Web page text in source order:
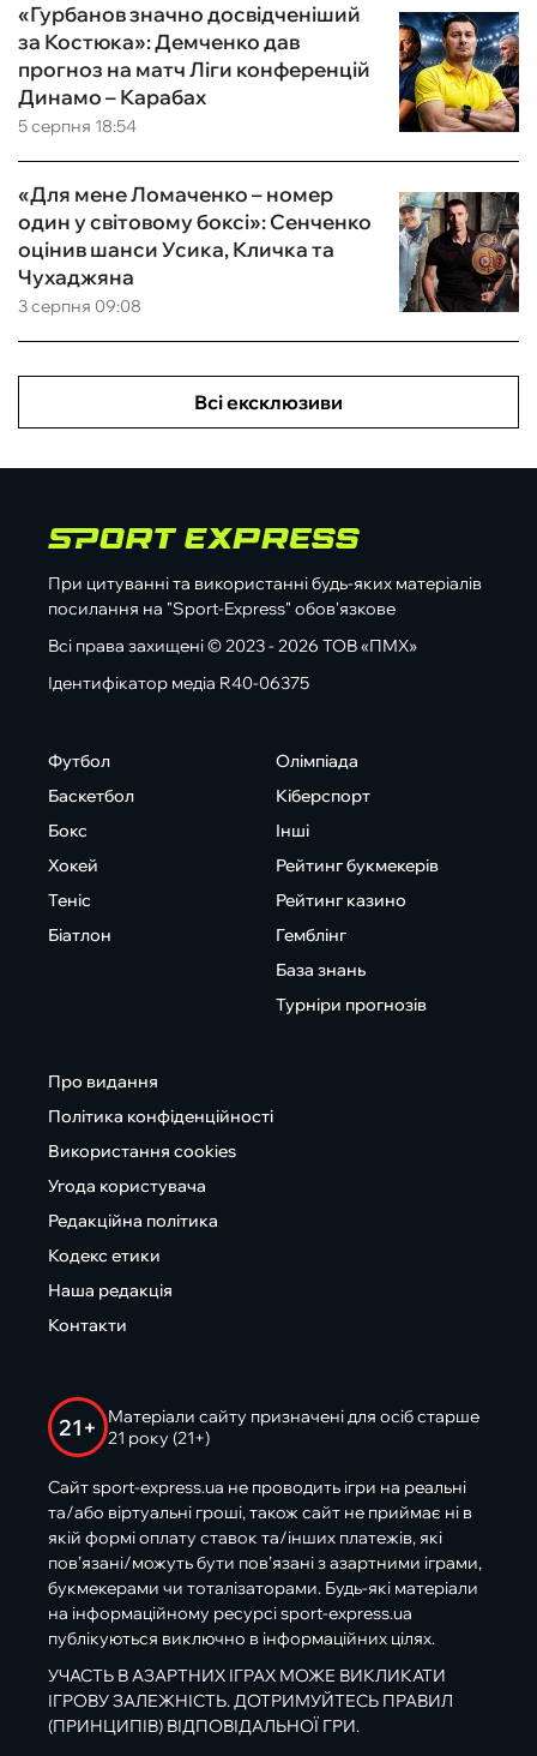
5 серпня 18:54
«Гурбанов значно досвідченіший
за Костюка»: Демченко дав
прогноз на матч Ліги конференцій
Динамо – Карабах
3 серпня 09:08
«Для мене Ломаченко – номер
один у світовому боксі»: Сенченко
оцінив шанси Усика, Кличка та
Чухаджяна
Всі ексклюзиви
При цитуванні та використанні будь-яких матеріалів
посилання на "Sport-Express" обов'язкове
Всі права захищені © 2023 - 2026 ТОВ «ПМХ»
Ідентифікатор медіа R40-06375
Футбол
Баскетбол
Бокс
Хокей
Теніс
Біатлон
Олімпіада
Кіберспорт
Інші
Рейтинг букмекерів
Рейтинг казино
Гемблінг
База знань
Турніри прогнозів
Про видання
Політика конфіденційності
Використання cookies
Угода користувача
Редакційна політика
Кодекс етики
Наша редакція
Контакти
21+
Матеріали сайту призначені для осіб старше
21 року (21+)
Сайт sport-express.ua не проводить ігри на реальні
та/або віртуальні гроші, також сайт не приймає ні в
якій формі оплату ставок та/інших платежів, які
пов’язані/можуть бути пов’язані з азартними іграми,
букмекерами чи тоталізаторами. Будь-які матеріали
на інформаційному ресурсі sport-express.ua
публікуються виключно в інформаційних цілях.
УЧАСТЬ В АЗАРТНИХ ІГРАХ МОЖЕ ВИКЛИКАТИ
ІГРОВУ ЗАЛЕЖНІСТЬ. ДОТРИМУЙТЕСЬ ПРАВИЛ
(ПРИНЦИПІВ) ВІДПОВІДАЛЬНОЇ ГРИ.